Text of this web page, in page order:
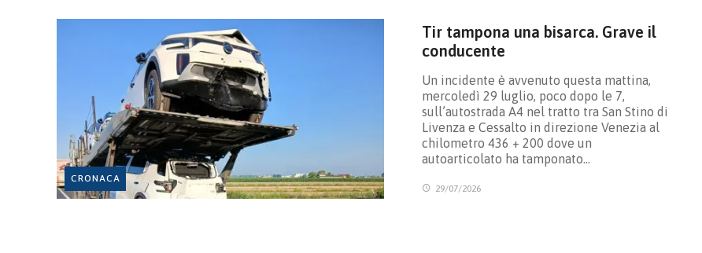
CRONACA
Tir tampona una bisarca. Grave il
conducente
Un incidente è avvenuto questa mattina,
mercoledì 29 luglio, poco dopo le 7,
sull’autostrada A4 nel tratto tra San Stino di
Livenza e Cessalto in direzione Venezia al
chilometro 436 + 200 dove un
autoarticolato ha tamponato…
29/07/2026